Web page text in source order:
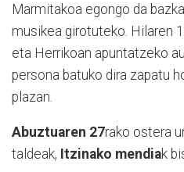
Marmitakoa egongo da
musikea girotuteko. Hilaren
eta Herrikoan apuntatzeko
persona batuko dira zapatu
plazan.
Abuztuaren 27rako ostera
taldeak, Itzinako mendiak